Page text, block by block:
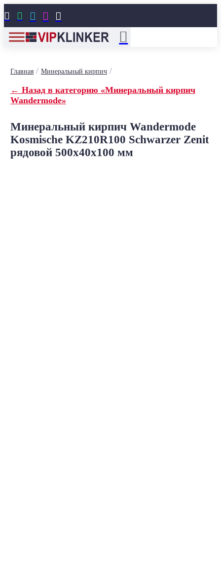
    
Главная/ Минеральный кирпич/
← Назад в категорию «Минеральный кирпич
Wandermode»
Минеральный кирпич Wandermode
Kosmische KZ210R100 Schwarzer Zenit
рядовой 500x40x100 мм